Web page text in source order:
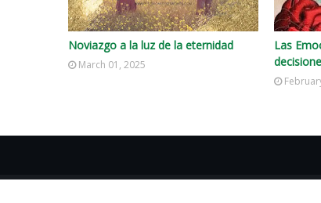
Noviazgo a la luz de la eternidad
March 01, 2025
Las